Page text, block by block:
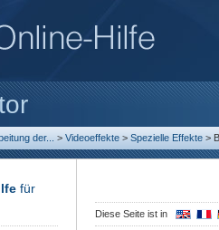
der... > Videoeffekte > Spezielle Effekte >
Diese Seite ist in
für